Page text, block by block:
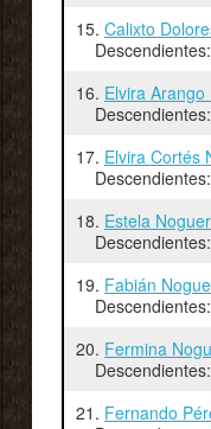
15. Calixto
16. Elvira
17. Elvira Cortés
18. Estela
19. Fabián
20. Fermina
21. Fernando